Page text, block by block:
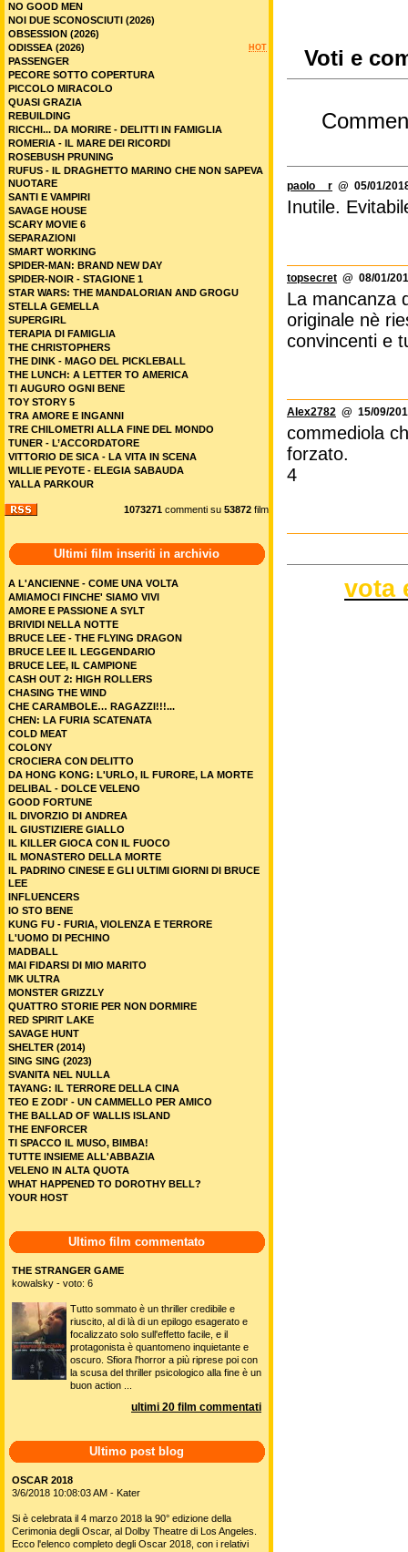
Voti e
paolo__r @ 05/01/
Inutile.
topsecret @ 08/01/
La mancanza
originale nè
convincenti e
Alex2782 @ 15/09/
commediola
forzato.
4
vota
NO GOOD MEN
NOI DUE SCONOSCIUTI (2026)
OBSESSION (2026)
HOT
ODISSEA (2026)
PASSENGER
PECORE SOTTO COPERTURA
PICCOLO MIRACOLO
QUASI GRAZIA
REBUILDING
RICCHI... DA MORIRE - DELITTI IN FAMIGLIA
ROMERIA - IL MARE DEI RICORDI
ROSEBUSH PRUNING
RUFUS - IL DRAGHETTO MARINO CHE NON SAPEVA
NUOTARE
SANTI E VAMPIRI
SAVAGE HOUSE
SCARY MOVIE 6
SEPARAZIONI
SMART WORKING
SPIDER-MAN: BRAND NEW DAY
SPIDER-NOIR - STAGIONE 1
STAR WARS: THE MANDALORIAN AND GROGU
STELLA GEMELLA
SUPERGIRL
TERAPIA DI FAMIGLIA
THE CHRISTOPHERS
THE DINK - MAGO DEL PICKLEBALL
THE LUNCH: A LETTER TO AMERICA
TI AUGURO OGNI BENE
TOY STORY 5
TRA AMORE E INGANNI
TRE CHILOMETRI ALLA FINE DEL MONDO
TUNER - L’ACCORDATORE
VITTORIO DE SICA - LA VITA IN SCENA
WILLIE PEYOTE - ELEGIA SABAUDA
YALLA PARKOUR
1073271 commenti su 53872 film
Ultimi film inseriti in archivio
A L'ANCIENNE - COME UNA VOLTA
AMIAMOCI FINCHE' SIAMO VIVI
AMORE E PASSIONE A SYLT
BRIVIDI NELLA NOTTE
BRUCE LEE - THE FLYING DRAGON
BRUCE LEE IL LEGGENDARIO
BRUCE LEE, IL CAMPIONE
CASH OUT 2: HIGH ROLLERS
CHASING THE WIND
CHE CARAMBOLE… RAGAZZI!!!...
CHEN: LA FURIA SCATENATA
COLD MEAT
COLONY
CROCIERA CON DELITTO
DA HONG KONG: L'URLO, IL FURORE, LA MORTE
DELIBAL - DOLCE VELENO
GOOD FORTUNE
IL DIVORZIO DI ANDREA
IL GIUSTIZIERE GIALLO
IL KILLER GIOCA CON IL FUOCO
IL MONASTERO DELLA MORTE
IL PADRINO CINESE E GLI ULTIMI GIORNI DI BRUCE
LEE
INFLUENCERS
IO STO BENE
KUNG FU - FURIA, VIOLENZA E TERRORE
L'UOMO DI PECHINO
MADBALL
MAI FIDARSI DI MIO MARITO
MK ULTRA
MONSTER GRIZZLY
QUATTRO STORIE PER NON DORMIRE
RED SPIRIT LAKE
SAVAGE HUNT
SHELTER (2014)
SING SING (2023)
SVANITA NEL NULLA
TAYANG: IL TERRORE DELLA CINA
TEO E ZODI' - UN CAMMELLO PER AMICO
THE BALLAD OF WALLIS ISLAND
THE ENFORCER
TI SPACCO IL MUSO, BIMBA!
TUTTE INSIEME ALL'ABBAZIA
VELENO IN ALTA QUOTA
WHAT HAPPENED TO DOROTHY BELL?
YOUR HOST
Ultimo film commentato
THE STRANGER GAME
kowalsky - voto: 6
Tutto sommato è un thriller credibile e
riuscito, al di là di un epilogo esagerato e
focalizzato solo sull'effetto facile, e il
protagonista è quantomeno inquietante e
oscuro. Sfiora l'horror a più riprese poi con
la scusa del thriller psicologico alla fine è un
buon action ...
ultimi 20 film commentati
Ultimo post blog
OSCAR 2018
3/6/2018 10:08:03 AM - Kater
Si è celebrata il 4 marzo 2018 la 90° edizione della
Cerimonia degli Oscar, al Dolby Theatre di Los Angeles.
Ecco l'elenco completo degli Oscar 2018, con i relativi